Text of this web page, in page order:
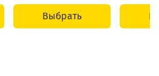
Выбрать